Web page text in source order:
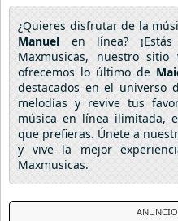
¿Quieres disfrutar de la
Manuel en línea?
Maxmusicas, nuestro
ofrecemos lo último de
destacados en el universo
melodías y revive tus
música en línea ilimitada,
que prefieras. Únete a
y vive la mejor
Maxmusicas.